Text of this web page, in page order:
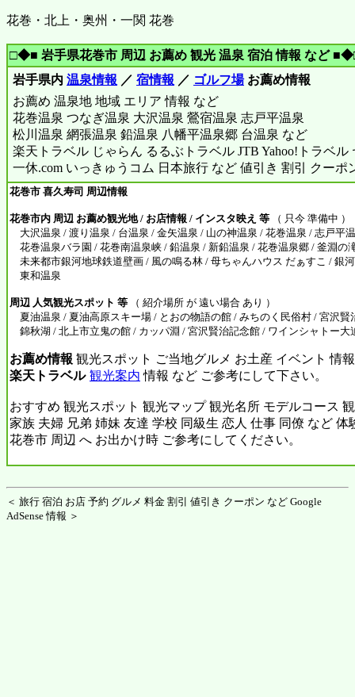
花巻・北上・奥州・一関 花巻
□◆■ 岩手県花巻市 周辺 お薦め 観光 温泉 宿泊 情報 など
岩手県内 温泉情報 ／ 宿情報 ／ ゴルフ場お薦め情報
お薦め 温泉地 地域 エリア 情報 など
花巻温泉 つなぎ温泉 大沢温泉 鶯宿温泉 志戸平温泉
松川温泉 網張温泉 鉛温泉 八幡平温泉郷 台温泉 など
楽天トラベル じゃらん るるぶトラベル JTB Yahoo!トラベル
一休.com いっきゅうコム 日本旅行 など 値引き 割引 クーポ
花巻市 喜久寿司 周辺情報
花巻市内 周辺 お薦め観光地 / お店情報 / インスタ映え 等 （ 只今 準備中 ）
大沢温泉 / 渡り温泉 / 台温泉 / 金矢温泉 / 山の神温泉 / 花巻温泉 / 志戸平
花巻温泉バラ園 / 花巻南温泉峡 / 鉛温泉 / 新鉛温泉 / 花巻温泉郷 / 釜淵の
未来都市銀河地球鉄道壁画 / 風の鳴る林 / 母ちゃんハウス だぁすこ / 銀
東和温泉
周辺 人気観光スポット 等 （ 紹介場所 が 遠い場合 あり ）
夏油温泉 / 夏油高原スキー場 / とおの物語の館 / みちのく民俗村 / 宮沢賢
錦秋湖 / 北上市立鬼の館 / カッパ淵 / 宮沢賢治記念館 / ワインシャトー大
お薦め情報 観光スポット ご当地グルメ お土産 イベント 情
楽天トラベル 観光案内 情報 など ご参考にして下さい。
おすすめ 観光スポット 観光マップ 観光名所 モデルコース
家族 夫婦 兄弟 姉妹 友達 学校 同級生 恋人 仕事 同僚 など 体
花巻市 周辺 へ お出かけ時 ご参考にしてください。
＜ 旅行 宿泊 お店 予約 グルメ 料金 割引 値引き クーポン など Google
AdSense 情報 ＞